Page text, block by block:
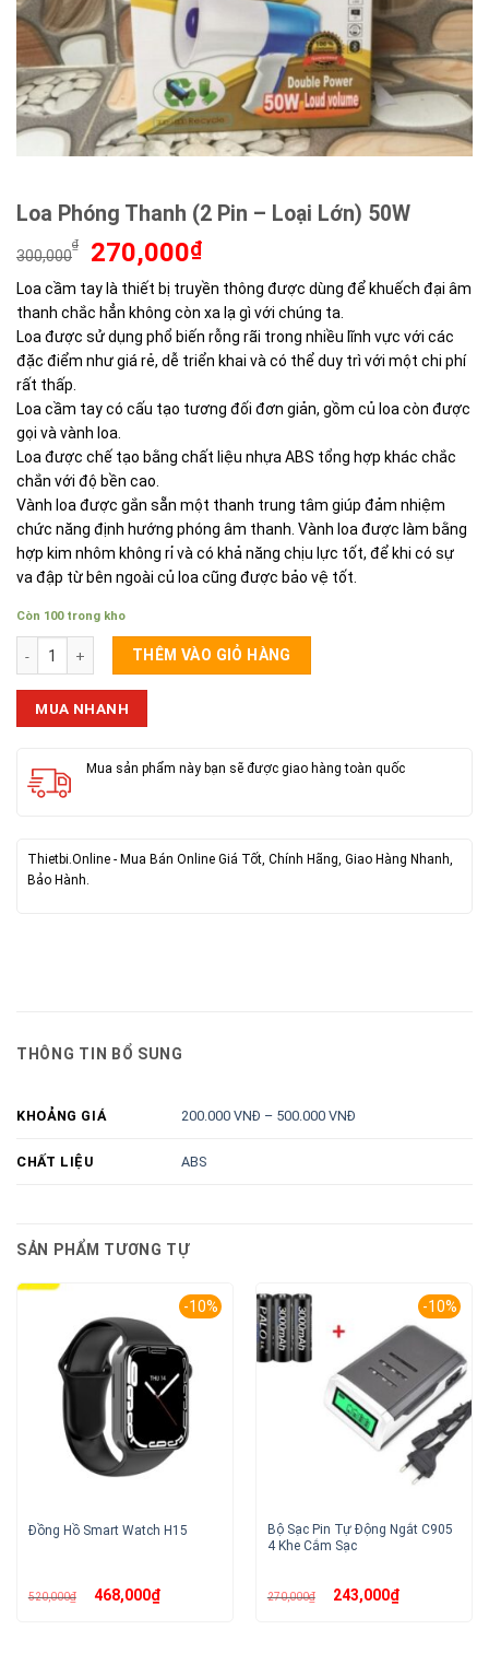
Loa Phóng Thanh (2 Pin – Loại Lớn) 50W
300,000
₫
Giá
là:
300,000₫.
270,000₫Giá
tại
là:
270,000₫.
Loa cầm tay là thiết bị truyền thông được dùng để khuếch đại âm
thanh chắc hẳn không còn xa lạ gì với chúng ta.
Loa được sử dụng phổ biến rỗng rãi trong nhiều lĩnh vực với các
đặc điểm như giá rẻ, dễ triển khai và có thể duy trì với một chi phí
rất thấp.
Loa cầm tay có cấu tạo tương đối đơn giản, gồm củ loa còn được
gọi và vành loa.
Loa được chế tạo bằng chất liệu nhựa ABS tổng hợp khác chắc
chắn với độ bền cao.
Vành loa được gắn sẵn một thanh trung tâm giúp đảm nhiệm
chức năng định hướng phóng âm thanh. Vành loa được làm bằng
hợp kim nhôm không rỉ và có khả năng chịu lực tốt, để khi có sự
va đập từ bên ngoài củ loa cũng được bảo vệ tốt.
Còn 100 trong kho
Loa Phóng Thanh (2 Pin - Loại Lớn) 50W số lượng
THÊM VÀO GIỎ HÀNG
MUA NHANH
Mua sản phẩm này bạn sẽ được giao hàng toàn quốc
Thietbi.Online - Mua Bán Online Giá Tốt, Chính Hãng, Giao Hàng Nhanh,
Bảo Hành.
THÔNG TIN BỔ SUNG
KHOẢNG GIÁ 200.000 VNĐ – 500.000 VNĐ
CHẤT LIỆU ABS
SẢN PHẨM TƯƠNG TỰ
-10%
Đồng Hồ Smart Watch H15
520,000₫ Giá
gốc
468,000₫Giá
-10%
Bộ Sạc Pin Tự Động Ngắt C905
4 Khe Cắm Sạc
270,000₫ Giá
gốc243,000₫Giá